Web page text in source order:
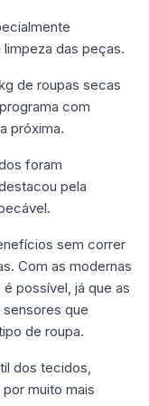
das peças.
de roupas secas
com
próxima.
foram
pela
sem correr
Com as modernas
possível, já que as
que
de roupa.
dos tecidos,
muito mais